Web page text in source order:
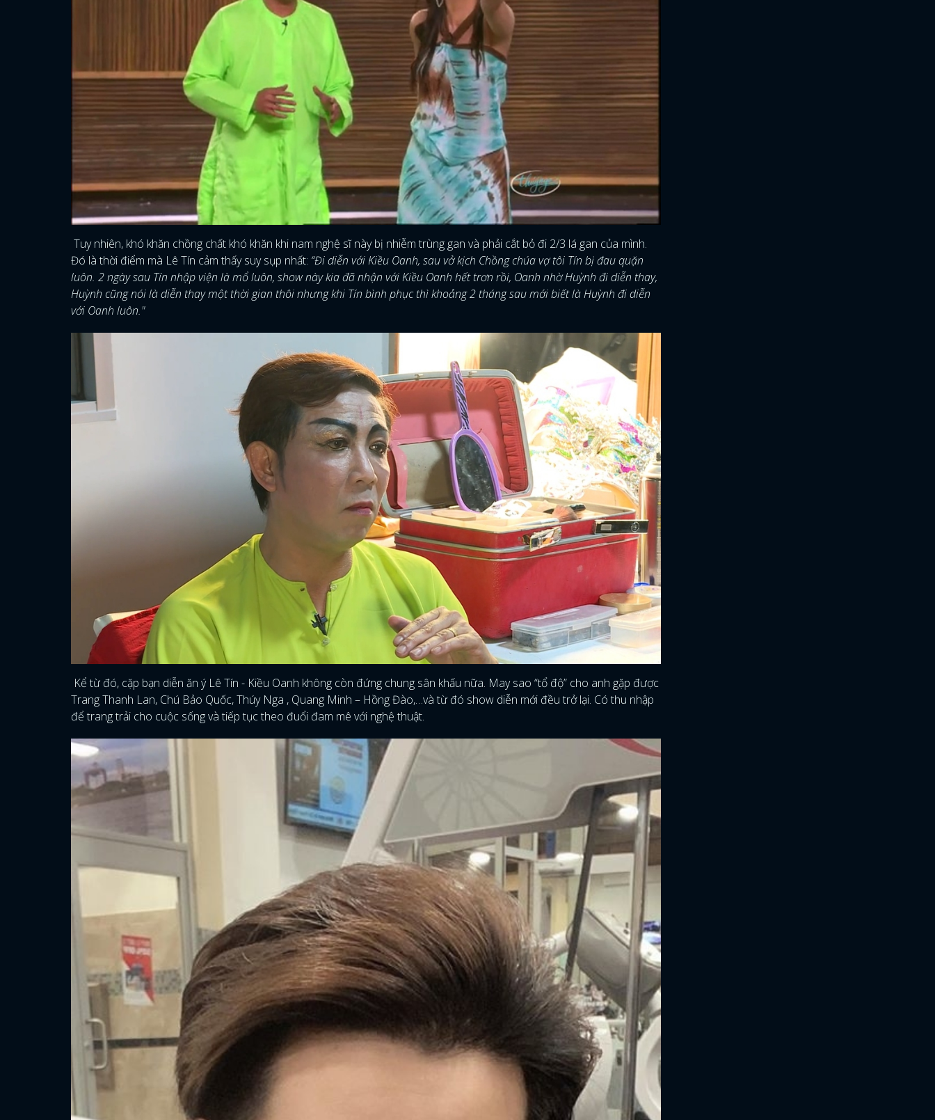
ĐĂNG NHẬP
FACEBOOK GOOGLE
Tuy nhiên, khó khăn chồng chất khó khăn khi nam nghệ sĩ này bị nhiễm trùng gan và phải cắt bỏ đi 2/3 lá gan của mình.
Đó là thời điểm mà Lê Tín cảm thấy suy sụp nhất: “Đi diễn với Kiều Oanh, sau vở kịch Chồng chúa vợ tôi Tín bị đau quặn
luôn. 2 ngày sau Tín nhập viện là mổ luôn, show này kia đã nhận với Kiều Oanh hết trơn rồi, Oanh nhờ Huỳnh đi diễn thay,
Huỳnh cũng nói là diễn thay một thời gian thôi nhưng khi Tín bình phục thì khoảng 2 tháng sau mới biết là Huỳnh đi diễn
với Oanh luôn."
Kể từ đó, cặp bạn diễn ăn ý Lê Tín - Kiều Oanh không còn đứng chung sân khấu nữa. May sao “tổ độ” cho anh gặp được
Trang Thanh Lan, Chú Bảo Quốc, Thúy Nga , Quang Minh – Hồng Đào,…và từ đó show diễn mới đều trở lại. Có thu nhập
để trang trải cho cuộc sống và tiếp tục theo đuổi đam mê với nghệ thuật.